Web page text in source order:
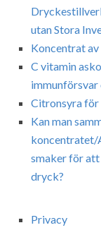
utan Stora
Koncentrat
C vitamin
immunförsvar
Citronsyra
Kan man
koncentratet/
smaker för
dryck?
Privacy